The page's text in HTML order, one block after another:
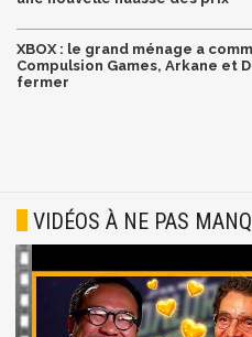
XBOX : le grand ménage a
Compulsion Games, Arkane et
fermer
VIDÉOS À NE PAS